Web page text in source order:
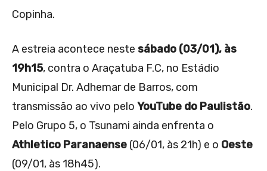
Copinha.
A estreia acontece neste sábado (03/01), às
19h15, contra o Araçatuba F.C, no Estádio
Municipal Dr. Adhemar de Barros, com
transmissão ao vivo pelo YouTube do Paulistão.
Pelo Grupo 5, o Tsunami ainda enfrenta o
Athletico Paranaense (06/01, às 21h) e o Oeste
(09/01, às 18h45).